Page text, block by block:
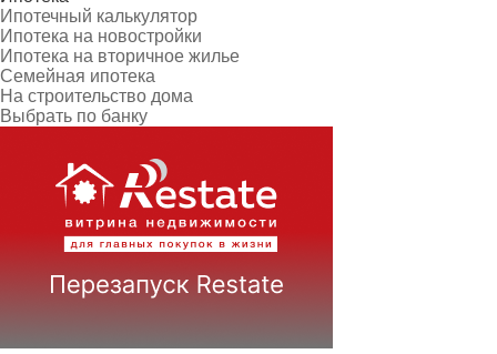
Ипотечный калькулятор
Ипотека на новостройки
Ипотека на вторичное жилье
Семейная ипотека
На строительство дома
Выбрать по банку